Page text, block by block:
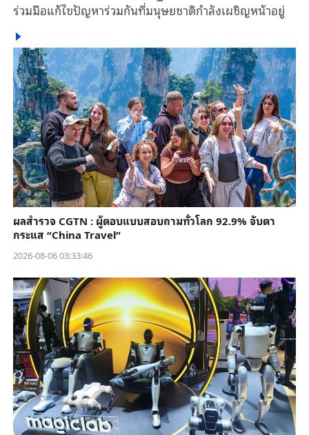
ร่วมมือแก้ไขปัญหาร่วมกันที่มนุษยชาติกำลังเผชิญหน้าอยู่
ผลสำรวจ CGTN : ผู้ตอบแบบสอบถามทั่วโลก 92.9% จับตา
กระแส “China Travel”
2026-08-06 03:33:46